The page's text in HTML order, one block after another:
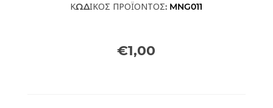
ΚΩΔΙΚΟΣ ΠΡΟΪΟΝΤΟΣ: MNG011
€1,00